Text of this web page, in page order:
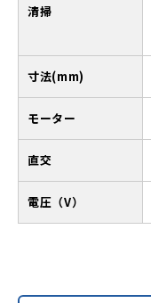
清掃
寸法(mm)
モーター
直交
電圧（V）